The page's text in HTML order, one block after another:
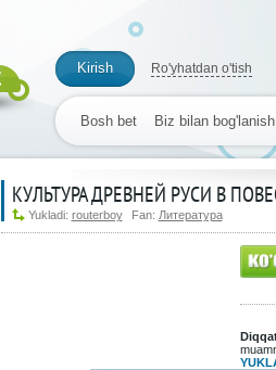
Kirish Ro'yhatdan o'tish
Bosh bet Biz bilan bog'lanish
КУЛЬТУРА ДРЕВНЕЙ РУСИ В
Yukladi: routerboy Fan: Литература